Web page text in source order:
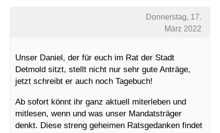
Donnerstag, 17.
März 2022
Unser Daniel, der für euch im Rat der Stadt
Detmold sitzt, stellt nicht nur sehr gute Anträge,
jetzt schreibt er auch noch Tagebuch!
Ab sofort könnt ihr ganz aktuell miterleben und
mitlesen, wenn und was unser Mandatsträger
denkt. Diese streng geheimen Ratsgedanken findet